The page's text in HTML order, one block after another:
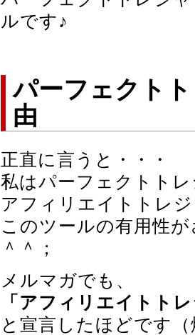
ルです♪
パーフェクト
由
正直に言うと・・・
私はパーフェクトト
アフィリエイトトレ
このツールの有用性
＾＾；
メルマガでも、
「アフィリエイトト
と宣言したほどです（